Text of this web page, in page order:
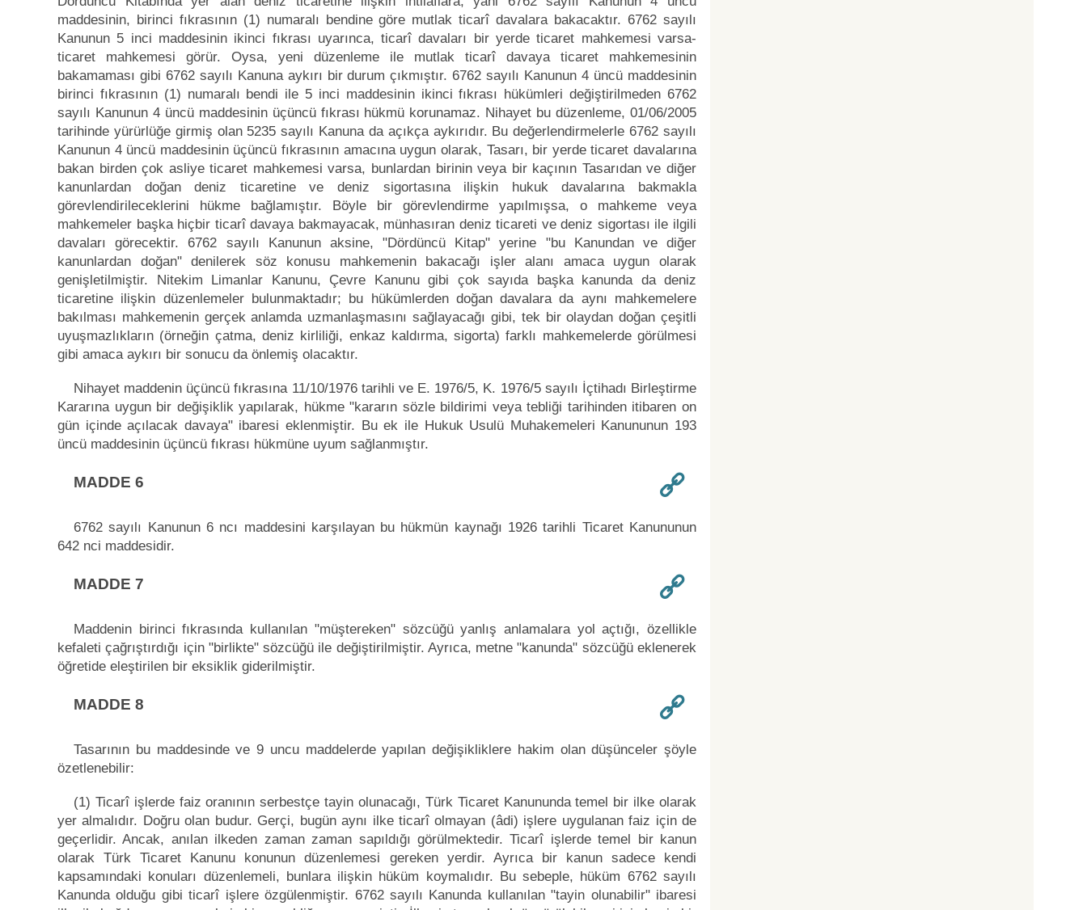
maddesinin, birinci fıkrasının (1) numaralı bendine göre mutlak ticarî davalara bakacaktır. 6762 sayılı
Kanunun 5 inci maddesinin ikinci fıkrası uyarınca, ticarî davaları bir yerde ticaret mahkemesi varsa-
ticaret mahkemesi görür. Oysa, yeni düzenleme ile mutlak ticarî davaya ticaret mahkemesinin
bakamaması gibi 6762 sayılı Kanuna aykırı bir durum çıkmıştır. 6762 sayılı Kanunun 4 üncü maddesinin
birinci fıkrasının (1) numaralı bendi ile 5 inci maddesinin ikinci fıkrası hükümleri değiştirilmeden 6762
sayılı Kanunun 4 üncü maddesinin üçüncü fıkrası hükmü korunamaz. Nihayet bu düzenleme, 01/06/2005
tarihinde yürürlüğe girmiş olan 5235 sayılı Kanuna da açıkça aykırıdır. Bu değerlendirmelerle 6762 sayılı
Kanunun 4 üncü maddesinin üçüncü fıkrasının amacına uygun olarak, Tasarı, bir yerde ticaret davalarına
bakan birden çok asliye ticaret mahkemesi varsa, bunlardan birinin veya bir kaçının Tasarıdan ve diğer
kanunlardan doğan deniz ticaretine ve deniz sigortasına ilişkin hukuk davalarına bakmakla
görevlendirileceklerini hükme bağlamıştır. Böyle bir görevlendirme yapılmışsa, o mahkeme veya
mahkemeler başka hiçbir ticarî davaya bakmayacak, münhasıran deniz ticareti ve deniz sigortası ile ilgili
davaları görecektir. 6762 sayılı Kanunun aksine, "Dördüncü Kitap" yerine "bu Kanundan ve diğer
kanunlardan doğan" denilerek söz konusu mahkemenin bakacağı işler alanı amaca uygun olarak
genişletilmiştir. Nitekim Limanlar Kanunu, Çevre Kanunu gibi çok sayıda başka kanunda da deniz
ticaretine ilişkin düzenlemeler bulunmaktadır; bu hükümlerden doğan davalara da aynı mahkemelere
bakılması mahkemenin gerçek anlamda uzmanlaşmasını sağlayacağı gibi, tek bir olaydan doğan çeşitli
uyuşmazlıkların (örneğin çatma, deniz kirliliği, enkaz kaldırma, sigorta) farklı mahkemelerde görülmesi
gibi amaca aykırı bir sonucu da önlemiş olacaktır.
Nihayet maddenin üçüncü fıkrasına 11/10/1976 tarihli ve E. 1976/5, K. 1976/5 sayılı İçtihadı Birleştirme
Kararına uygun bir değişiklik yapılarak, hükme "kararın sözle bildirimi veya tebliği tarihinden itibaren on
gün içinde açılacak davaya" ibaresi eklenmiştir. Bu ek ile Hukuk Usulü Muhakemeleri Kanununun 193
üncü maddesinin üçüncü fıkrası hükmüne uyum sağlanmıştır.
MADDE 6
6762 sayılı Kanunun 6 ncı maddesini karşılayan bu hükmün kaynağı 1926 tarihli Ticaret Kanununun
642 nci maddesidir.
MADDE 7
Maddenin birinci fıkrasında kullanılan "müştereken" sözcüğü yanlış anlamalara yol açtığı, özellikle
kefaleti çağrıştırdığı için "birlikte" sözcüğü ile değiştirilmiştir. Ayrıca, metne "kanunda" sözcüğü eklenerek
öğretide eleştirilen bir eksiklik giderilmiştir.
MADDE 8
Tasarının bu maddesinde ve 9 uncu maddelerde yapılan değişikliklere hakim olan düşünceler şöyle
özetlenebilir:
(1) Ticarî işlerde faiz oranının serbestçe tayin olunacağı, Türk Ticaret Kanununda temel bir ilke olarak
yer almalıdır. Doğru olan budur. Gerçi, bugün aynı ilke ticarî olmayan (âdi) işlere uygulanan faiz için de
geçerlidir. Ancak, anılan ilkeden zaman zaman sapıldığı görülmektedir. Ticarî işlerde temel bir kanun
olarak Türk Ticaret Kanunu konunun düzenlemesi gereken yerdir. Ayrıca bir kanun sadece kendi
kapsamındaki konuları düzenlemeli, bunlara ilişkin hüküm koymalıdır. Bu sebeple, hüküm 6762 sayılı
Kanunda olduğu gibi ticarî işlere özgülenmiştir. 6762 sayılı Kanunda kullanılan "tayin olunabilir" ibaresi